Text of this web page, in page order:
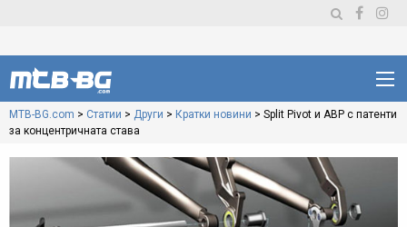
MTB-BG.com > Статии > Други > Кратки новини > Split Pivot и ABP с патенти
за концентричната става